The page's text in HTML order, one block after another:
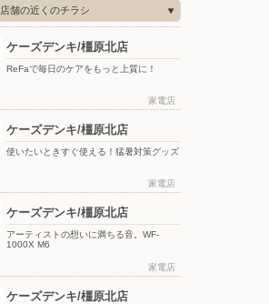
店舗の近くのチラシ
ケーズデンキ/橿原北店
ReFaで毎日のケアをもっと上質に！
家電店
ケーズデンキ/橿原北店
使いたいときすぐ使える！猛暑対策グッズ
家電店
ケーズデンキ/橿原北店
アーティストの想いに満ちる音。WF-
1000X M6
家電店
ケーズデンキ/橿原北店